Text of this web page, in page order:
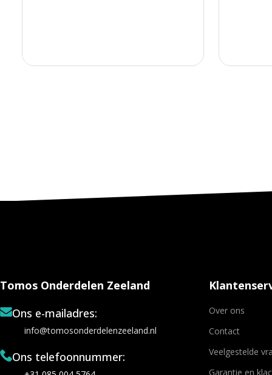
Tomos Onderdelen Zeeland
Ons e-mailadres:
info@tomosonderdelenzeeland.nl
Ons telefoonnummer:
Over ons
Contact
Veelgestelde
Garantie en